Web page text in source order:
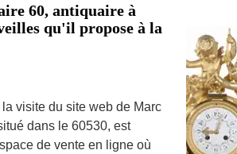
60, antiquaire à
qu'il propose à la
visite du site web de Marc
dans le 60530, est
de vente en ligne où